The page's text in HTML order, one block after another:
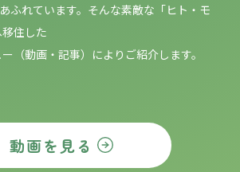
ふれています。そんな素敵な「ヒト・モ
住した
（動画・記事）によりご紹介します。
動画を見る